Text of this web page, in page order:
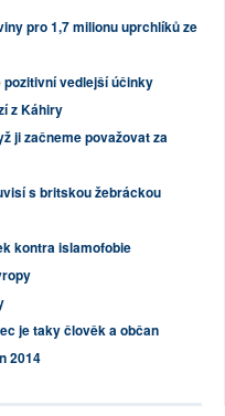
pro 1,7 milionu uprchlíků ze
pozitivní vedlejší účinky
z Káhiry
ji začneme považovat za
s britskou žebráckou
kontra islamofobie
je taky člověk a občan
2014